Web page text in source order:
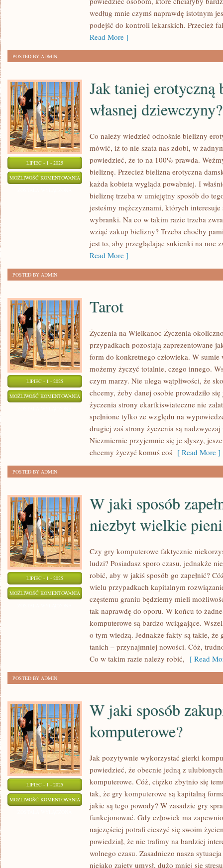
według mnie czymś naprawdę istotnym
podejść do kontroli lekarskich. Przecież
Read More ]
POSTED BY ADMIN
LIPIEC - 1 - 2025
MOŻLIWOŚĆ KOMENTOWANIA
BIELIZNĘ
DZIEWCZYNY?
Jak taniej erotyczną
własnej dziewczyny?
Co należy wiedzieć odnośnie bielizny
mówić, iż to nie szata nas zdobi, w
powiedzieć, że to na 100% prawda.
bieliznę. Przecież bielizna erotyczna
każda kobieta wygląda powabniej. I
bieliznę trzeba w umiejętny sposób do
jesteśmy mężczyznami, których
wybranki. Na co w takim razie trzeba
wziąć zakup bielizny? Trzeba choćby
jest to, aby przeglądając sukienki na noc
Read More ]
POSTED BY ADMIN
LIPIEC - 1 - 2025
MOŻLIWOŚĆ KOMENTOWANIA TAROT
Tarot
Życzenia na Wielkanoc Życzenia
przypadkach pozostają zaprezentowane
form do konkretnego człowieka. W
możemy życzyć totalnie, czego innego.
czym marzy. Nie ulega wątpliwości, że
chcemy, żeby danej osobie prowadziło
życzenia strony ekartkiswiateczne nie
spełnione tylko ze względu na
drugiej zaś strony życzenia są
Niezmiernie przyjemnie się je słyszy,
chcemy życzyć komuś coś [ Read More ]
POSTED BY ADMIN
LIPIEC - 1 - 2025
MOŻLIWOŚĆ KOMENTOWANIA
PIENIĄDZE?
W jaki sposób
niezbyt wielkie
Czy gry komputerowe faktycznie
ludzi? Posiadasz sporo czasu, jednakże
robić, aby w jakiś sposób go zapełnić?
wielu przypadkach kapitalnym
częstemu graniu będziemy mieli
tak naprawdę do oporu. W końcu to
komputerowe są bardzo wciągające.
o tym wiedzą. Jednakże fakty są takie, że
tanich – przynajmniej nowości. Cóż,
Co w takim razie należy robić, [ Read
POSTED BY ADMIN
LIPIEC - 1 - 2025
MOŻLIWOŚĆ KOMENTOWANIA
JAKI
ZAKUPIĆ
W jaki sposób
komputerowe?
Jak pozytywnie wykorzystać gierki
powiedzieć, że obecnie jedną z
komputerowe. Cóż, ciężko zbytnio się
tak, że gry komputerowe są kapitalną
jakie są tego powody? W zasadzie gry
funkcjonować. Gdy człowiek ma
najczęściej potrafi cieszyć się swoim
powiedział, że nie trafimy na bardziej
wolnego czasu. Zasadniczo nasza
niejako zajęty umysł, dużo mniej się